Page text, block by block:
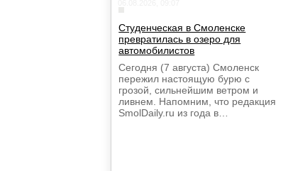
Студенческая в Смоленске
превратилась в озеро для
автомобилистов
Сегодня (7 августа) Смоленск
пережил настоящую бурю с
грозой, сильнейшим ветром и
ливнем. Напомним, что редакция
SmolDaily.ru из года в…